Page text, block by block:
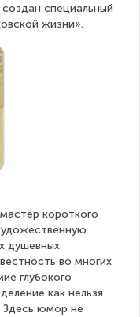
специальный
жизни».
короткого
душевных
во многих
глубокого
как нельзя
Здесь юмор не